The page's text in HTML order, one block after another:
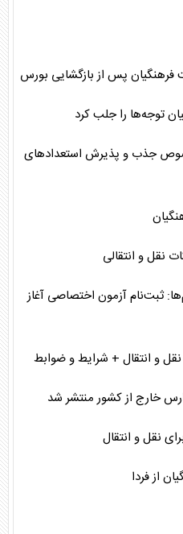
فرهنگیان پس از بازگشایی بورس
توجه‌ها را جلب کرد
جذب و پذیرش استعداد‌های
نقل و انتقالی
ثبت‌نام آزمون اختصاصی آغاز
و انتقال + شرایط و ضوابط
خارج از کشور منتشر شد
نقل و انتقال
از فردا